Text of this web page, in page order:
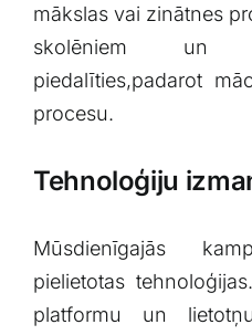
mākslas vai zinātnes
skolēniem un
piedalīties,padarot⁢
procesu.
Tehnoloģiju
Mūsdienīgajās
pielietotas
platformu un